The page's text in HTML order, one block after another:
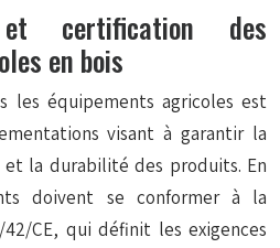
et certification des
en bois
les équipements agricoles est
visant à garantir la
la durabilité des produits. En
doivent se conformer à la
CE, qui définit les exigences